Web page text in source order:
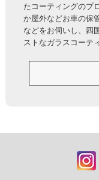
たコーティングのプ
か屋外などお車の保
などをお伺いし、四
ストなガラスコーテ